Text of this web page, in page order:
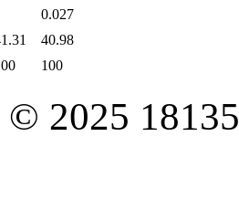
0.027
40.98
100
2025